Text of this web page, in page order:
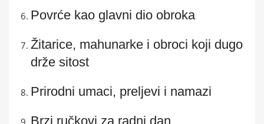
Povrće kao glavni dio obroka
Žitarice, mahunarke i obroci koji dugo
drže sitost
Prirodni umaci, preljevi i namazi
Brzi ručkovi za radni dan